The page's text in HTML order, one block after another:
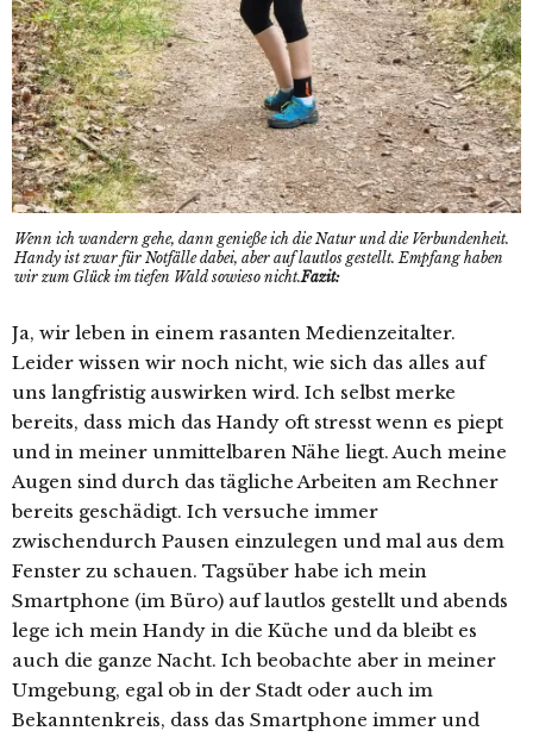
Wenn ich wandern gehe, dann genieße ich die Natur und die Verbundenheit.
Handy ist zwar für Notfälle dabei, aber auf lautlos gestellt. Empfang haben
wir zum Glück im tiefen Wald sowieso nicht.Fazit:
Ja, wir leben in einem rasanten Medienzeitalter.
Leider wissen wir noch nicht, wie sich das alles auf
uns langfristig auswirken wird. Ich selbst merke
bereits, dass mich das Handy oft stresst wenn es piept
und in meiner unmittelbaren Nähe liegt. Auch meine
Augen sind durch das tägliche Arbeiten am Rechner
bereits geschädigt. Ich versuche immer
zwischendurch Pausen einzulegen und mal aus dem
Fenster zu schauen. Tagsüber habe ich mein
Smartphone (im Büro) auf lautlos gestellt und abends
lege ich mein Handy in die Küche und da bleibt es
auch die ganze Nacht. Ich beobachte aber in meiner
Umgebung, egal ob in der Stadt oder auch im
Bekanntenkreis, dass das Smartphone immer und